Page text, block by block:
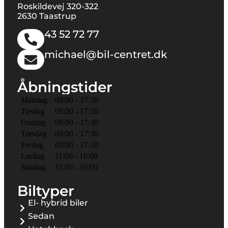
Roskildevej 320-322
2630 Taastrup
43 52 72 77
michael@bil-centret.dk
Åbningstider
Mandag
09:00 - 17:30
Tirsdag
09:00 - 17:30
Onsdag
09:00 - 17:30
Torsdag
09:00 - 17:30
Fredag
09:00 - 17:30
Lørdag
11:00 - 16:00
Søndag
11:00 - 16:00
Biltyper
El- hybrid biler
Sedan